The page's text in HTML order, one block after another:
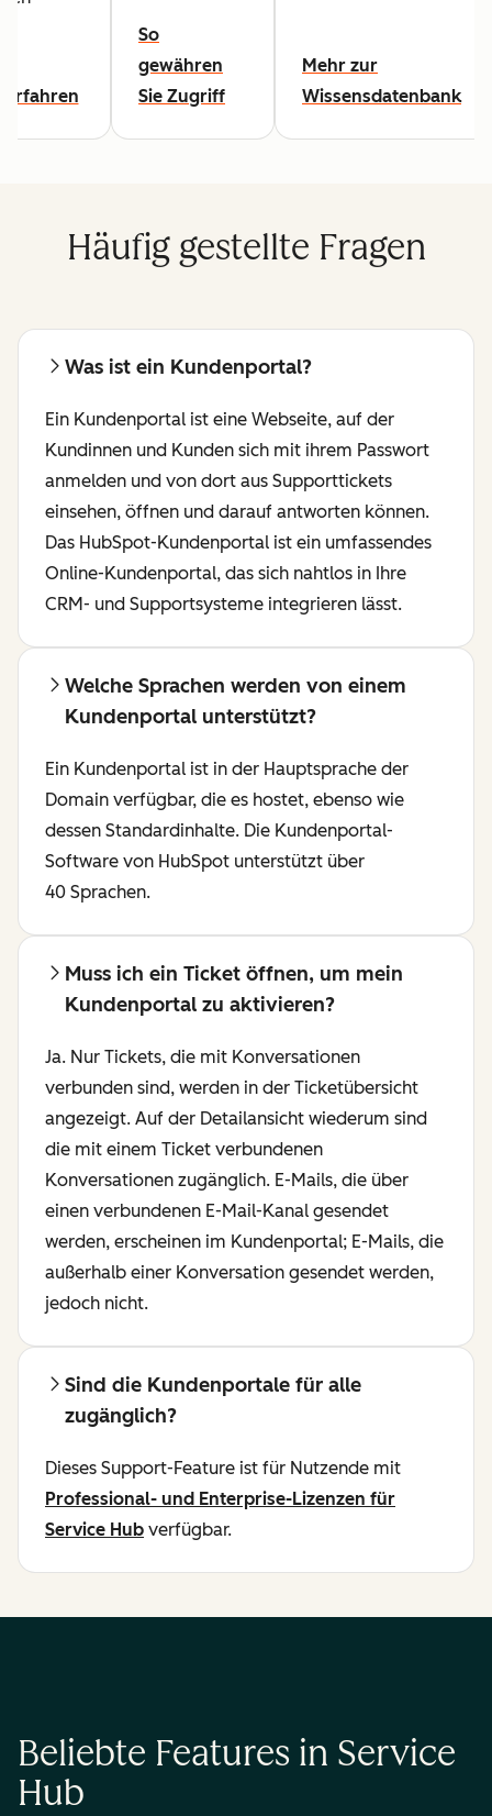
erfahren
So
gewähren
Sie Zugriff
Mehr zur
Wissensdatenbank
Häufig gestellte Fragen
Was ist ein Kundenportal?
Ein Kundenportal ist eine Webseite, auf der
Kundinnen und Kunden sich mit ihrem Passwort
anmelden und von dort aus Supporttickets
einsehen, öffnen und darauf antworten können.
Das HubSpot-Kundenportal ist ein umfassendes
Online-Kundenportal, das sich nahtlos in Ihre
CRM- und Supportsysteme integrieren lässt.
Welche Sprachen werden von einem
Kundenportal unterstützt?
Ein Kundenportal ist in der Hauptsprache der
Domain verfügbar, die es hostet, ebenso wie
dessen Standardinhalte. Die Kundenportal-
Software von HubSpot unterstützt über
40 Sprachen.
Muss ich ein Ticket öffnen, um mein
Kundenportal zu aktivieren?
Ja. Nur Tickets, die mit Konversationen
verbunden sind, werden in der Ticketübersicht
angezeigt. Auf der Detailansicht wiederum sind
die mit einem Ticket verbundenen
Konversationen zugänglich. E-Mails, die über
einen verbundenen E-Mail-Kanal gesendet
werden, erscheinen im Kundenportal; E-Mails, die
außerhalb einer Konversation gesendet werden,
jedoch nicht.
Sind die Kundenportale für alle
zugänglich?
Dieses Support-Feature ist für Nutzende mit
Professional- und Enterprise-Lizenzen für
Service Hub verfügbar.
Beliebte Features in Service
Hub